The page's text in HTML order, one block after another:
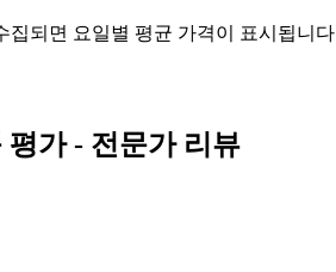
집되면 요일별 평균 가격이 표시됩니다
평가 - 전문가 리뷰